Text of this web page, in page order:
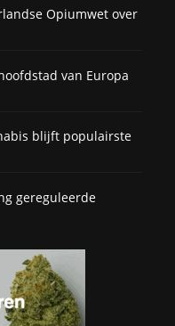
Opiumwet over
van Europa
blijft populairste
gereguleerde